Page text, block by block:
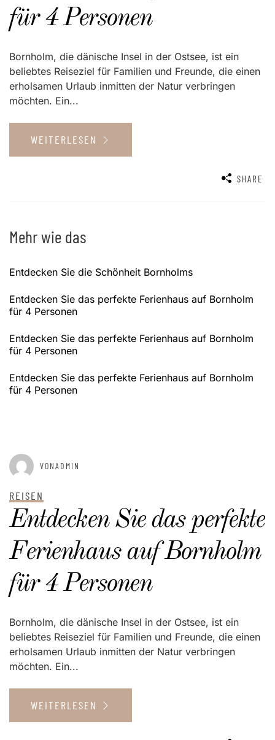
für 4 Personen
Bornholm, die dänische Insel in der Ostsee, ist ein
beliebtes Reiseziel für Familien und Freunde, die einen
erholsamen Urlaub inmitten der Natur verbringen
möchten. Ein...
WEITERLESEN
SHARE
Mehr wie das
Entdecken Sie die Schönheit Bornholms
Entdecken Sie das perfekte Ferienhaus auf Bornholm
für 4 Personen
Entdecken Sie das perfekte Ferienhaus auf Bornholm
für 4 Personen
Entdecken Sie das perfekte Ferienhaus auf Bornholm
für 4 Personen
GEPOSTET AM
VONADMIN
REISEN
Entdecken Sie das perfekte
Ferienhaus auf Bornholm
für 4 Personen
Bornholm, die dänische Insel in der Ostsee, ist ein
beliebtes Reiseziel für Familien und Freunde, die einen
erholsamen Urlaub inmitten der Natur verbringen
möchten. Ein...
WEITERLESEN